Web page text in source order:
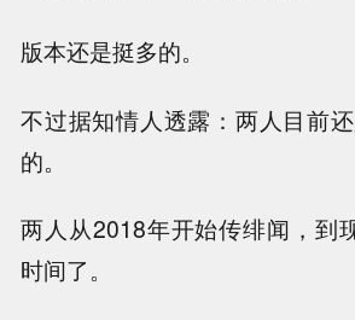
版本还是挺多的。
不过据知情人透露：两人目前
的。
两人从2018年开始传绯闻，到
时间了。